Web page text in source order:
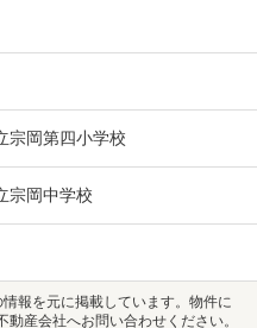
宗岡第四小学校
宗岡中学校
情報を元に掲載しています。物件に
産会社へお問い合わせください。